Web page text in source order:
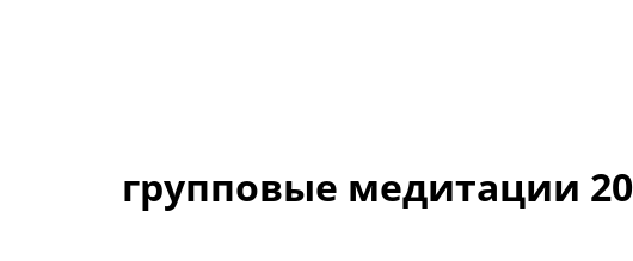
групповые медитации